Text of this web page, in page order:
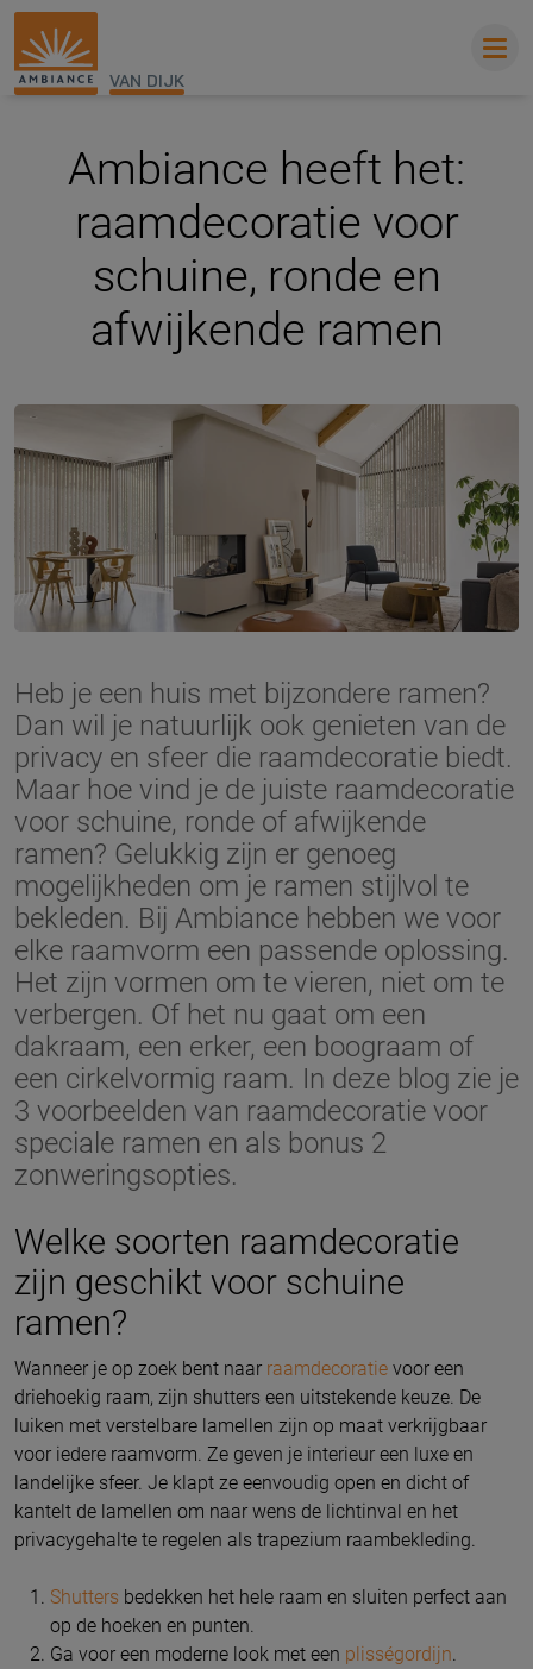
VAN DIJK
Ambiance heeft het:
raamdecoratie voor
schuine, ronde en
afwijkende ramen
Heb je een huis met bijzondere ramen?
Dan wil je natuurlijk ook genieten van de
privacy en sfeer die raamdecoratie biedt.
Maar hoe vind je de juiste raamdecoratie
voor schuine, ronde of afwijkende
ramen? Gelukkig zijn er genoeg
mogelijkheden om je ramen stijlvol te
bekleden. Bij Ambiance hebben we voor
elke raamvorm een passende oplossing.
Het zijn vormen om te vieren, niet om te
verbergen. Of het nu gaat om een
dakraam, een erker, een boograam of
een cirkelvormig raam. In deze blog zie je
3 voorbeelden van raamdecoratie voor
speciale ramen en als bonus 2
zonweringsopties.
Welke soorten raamdecoratie
zijn geschikt voor schuine
ramen?
Wanneer je op zoek bent naar raamdecoratie voor een
driehoekig raam, zijn shutters een uitstekende keuze. De
luiken met verstelbare lamellen zijn op maat verkrijgbaar
voor iedere raamvorm. Ze geven je interieur een luxe en
landelijke sfeer. Je klapt ze eenvoudig open en dicht of
kantelt de lamellen om naar wens de lichtinval en het
privacygehalte te regelen als trapezium raambekleding.
Shutters bedekken het hele raam en sluiten perfect aan
op de hoeken en punten.
Ga voor een moderne look met een plisségordijn